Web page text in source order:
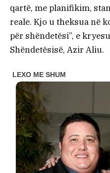
qartë, me planifikim,
reale. Kjo u theksua në
për shëndetësi”, e
Shëndetësisë, Azir Aliu.